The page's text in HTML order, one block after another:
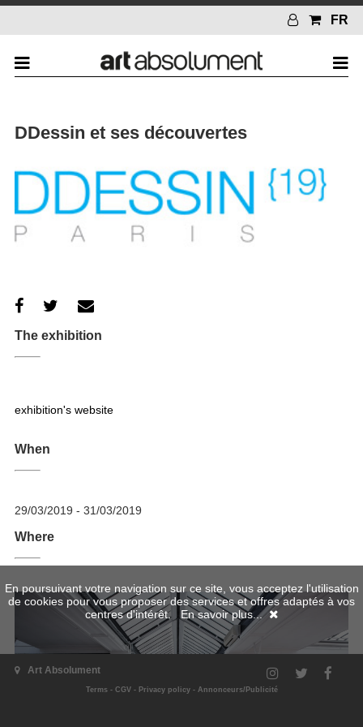
FR
DDessin et ses découvertes
The exhibition
exhibition's website
When
29/03/2019 - 31/03/2019
Where
Art Absolument
Terms- CGV- Privacy policy- Annonceurs/Publicité
En poursuivant votre navigation sur ce site, vous acceptez l'utilisation
de cookies pour vous proposer des services et offres adaptés à vos
centres d'intérêt. En savoir plus...